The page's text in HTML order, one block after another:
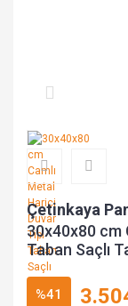
Çetinkaya
30x40x80 cm
Taban Saçlı
%41